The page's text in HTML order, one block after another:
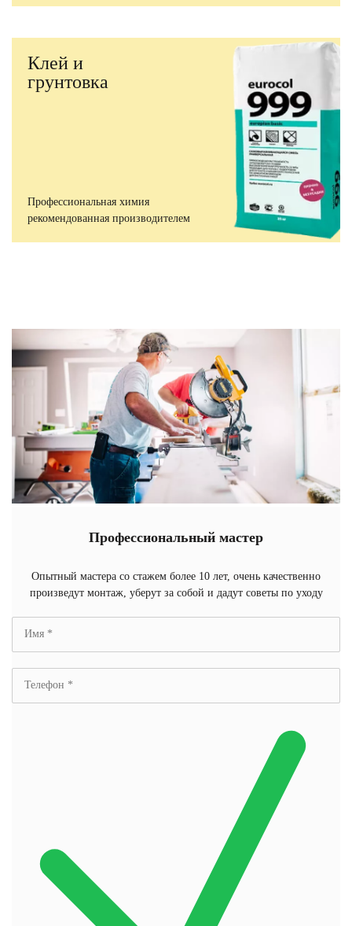
Клей и
грунтовка
Профессиональная химия
рекомендованная производителем
Профессиональный мастер
Опытный мастера со стажем более 10 лет, очень качественно
произведут монтаж, уберут за собой и дадут советы по уходу